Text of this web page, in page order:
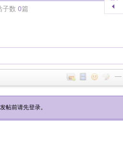
子数 0篇